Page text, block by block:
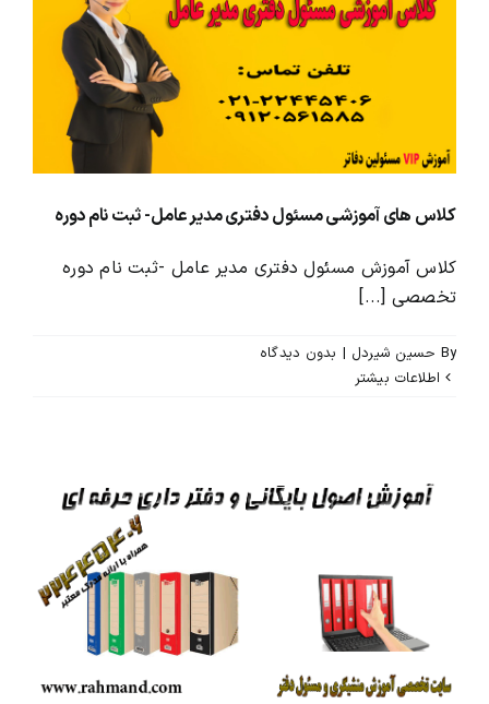
کلاس های آموزشی مسئول دفتری مدیر عامل- ثبت نام دوره
کلاس آموزش مسئول دفتری مدیر عامل -ثبت نام دوره
تخصصی [...]
By حسین شیردل | بدون ديدگاه
اطلاعات بیشتر